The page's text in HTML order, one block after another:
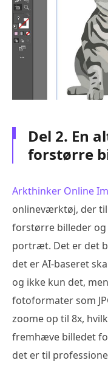
Del 2. En
forstørre
Arkthinker Online
onlineværktøj, der
forstørre billeder
portræt. Det er det
det er AI-baseret
og ikke kun det,
fotoformater som
zoome op til 8x,
fremhæve billedet
det er til